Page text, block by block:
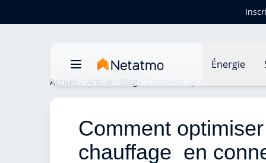
Énergie
Accueil Article Blog
Comment
chauffage  en